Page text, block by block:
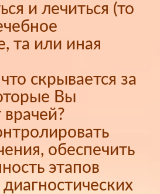
и лечиться (то
та или иная
скрывается за
Вы
обеспечить
этапов